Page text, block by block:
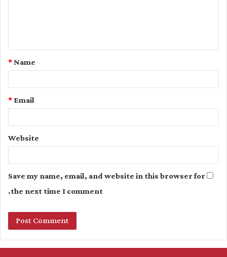
t
Name
*
Email
*
Website
Save my name, email, and website in this browser for
the next time I comment.